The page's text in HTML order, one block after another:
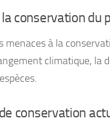
conservation du
menaces à la
climatique, la
conservation